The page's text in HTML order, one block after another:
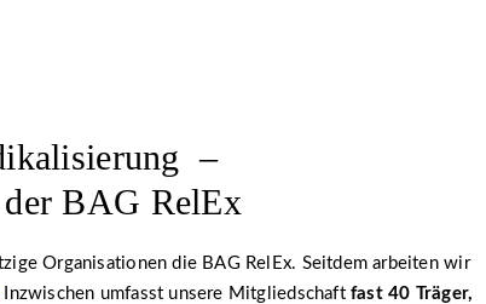
–
BAG RelEx
Organisationen die BAG RelEx. Seitdem arbeiten wir
Inzwischen umfasst unsere Mitgliedschaft fast 40 Träger,